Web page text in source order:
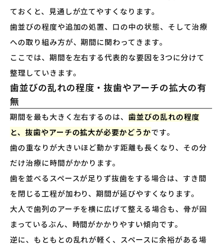
ておくと、見通しが立てやすくなります。
歯並びの程度や追加の処置、口の中の状態、そして治療
への取り組み方が、期間に関わってきます。
ここでは、期間を左右する代表的な要因を3つに分けて
整理していきます。
歯並びの乱れの程度・抜歯やアーチの拡大の有
無
期間を最も大きく左右するのは、歯並びの乱れの程度
と、抜歯やアーチの拡大が必要かどうかです。
歯の重なりが大きいほど動かす距離も長くなり、その分
だけ治療に時間がかかります。
歯を並べるスペースが足りず抜歯をする場合は、すき間
を閉じる工程が加わり、期間が延びやすくなります。
大人で歯列のアーチを横に広げて整える場合も、骨が固
まっているぶん、時間がかかりやすい傾向です。
逆に、もともとの乱れが軽く、スペースに余裕がある場